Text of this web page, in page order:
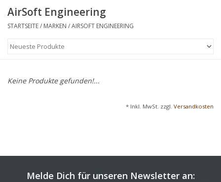
taktische Ausrüstung
Optiken & Laser
Blog
AirSoft Engineering
STARTSEITE/ MARKEN /AIRSOFT ENGINEERING
Keine Produkte gefunden!...
* Inkl. MwSt. zzgl. Versandkosten
Melde Dich für unseren Newsletter an: